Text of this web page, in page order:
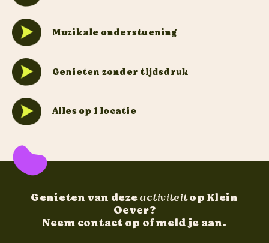
Muzikale onderstuening
Genieten zonder tijdsdruk
Alles op 1 locatie
Genieten van dezeactiviteitop Klein
Oever?
Neem contact op of meld je aan.